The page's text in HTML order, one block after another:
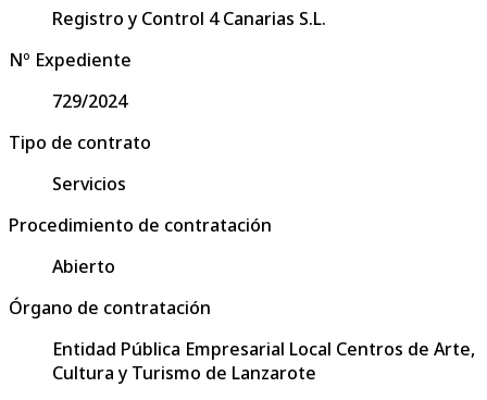
Registro y Control 4 Canarias S.L.
Nº Expediente
729/2024
Tipo de contrato
Servicios
Procedimiento de contratación
Abierto
Órgano de contratación
Entidad Pública Empresarial Local Centros de Arte,
Cultura y Turismo de Lanzarote